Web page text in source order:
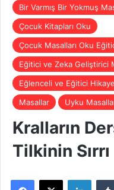
Bir Varmış Bir Yokmuş
Çocuk Kitapları Oku
Çocuk Masalları Oku
Eğitici ve Zeka Geliştirici
Eğlenceli ve Eğitici
Masallar
Uyku
Kralların
Tilkinin Sırrı
Facebook
X